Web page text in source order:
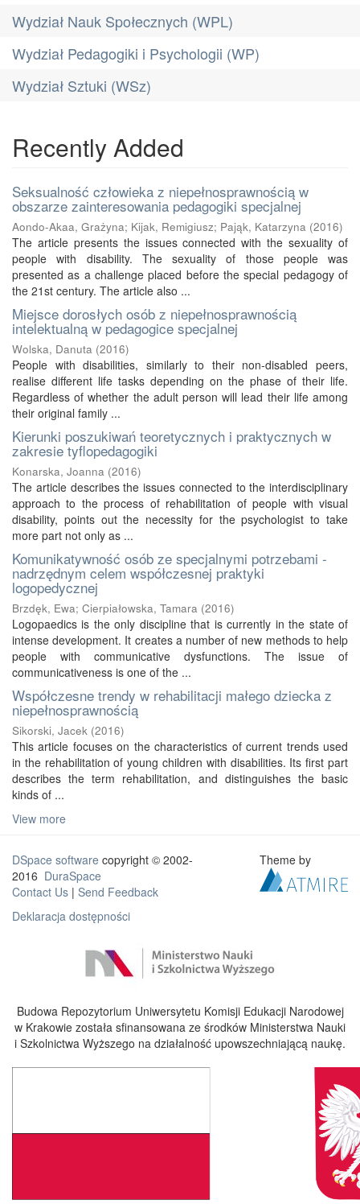
Wydział Nauk Społecznych (WPL)
Wydział Pedagogiki i Psychologii (WP)
Wydział Sztuki (WSz)
Recently Added
Seksualność człowieka z niepełnosprawnością w
obszarze zainteresowania pedagogiki specjalnej
Aondo-Akaa, Grażyna; Kijak, Remigiusz; Pająk, Katarzyna (2016)
The article presents the issues connected with the sexuality of
people with disability. The sexuality of those people was
presented as a challenge placed before the special pedagogy of
the 21st century. The article also ...
Miejsce dorosłych osób z niepełnosprawnością
intelektualną w pedagogice specjalnej
Wolska, Danuta (2016)
People with disabilities, similarly to their non-disabled peers,
realise different life tasks depending on the phase of their life.
Regardless of whether the adult person will lead their life among
their original family ...
Kierunki poszukiwań teoretycznych i praktycznych w
zakresie tyflopedagogiki
Konarska, Joanna (2016)
The article describes the issues connected to the interdisciplinary
approach to the process of rehabilitation of people with visual
disability, points out the necessity for the psychologist to take
more part not only as ...
Komunikatywność osób ze specjalnymi potrzebami -
nadrzędnym celem współczesnej praktyki
logopedycznej
Brzdęk, Ewa; Cierpiałowska, Tamara (2016)
Logopaedics is the only discipline that is currently in the state of
intense development. It creates a number of new methods to help
people with communicative dysfunctions. The issue of
communicativeness is one of the ...
Współczesne trendy w rehabilitacji małego dziecka z
niepełnosprawnością
Sikorski, Jacek (2016)
This article focuses on the characteristics of current trends used
in the rehabilitation of young children with disabilities. Its first part
describes the term rehabilitation, and distinguishes the basic
kinds of ...
View more
DSpace software copyright © 2002-
2016 DuraSpace
Contact Us | Send Feedback
Deklaracja dostępności
Theme by
Budowa Repozytorium Uniwersytetu Komisji Edukacji Narodowej
w Krakowie została sfinansowana ze środków Ministerstwa Nauki
i Szkolnictwa Wyższego na działalność upowszechniającą naukę.